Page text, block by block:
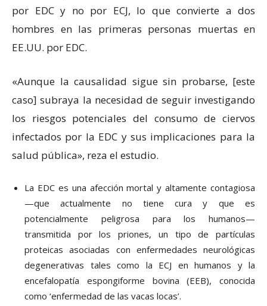
por EDC y no por ECJ, lo que convierte a dos
hombres en las primeras personas muertas en
EE.UU. por EDC.
«Aunque la causalidad sigue sin probarse, [este
caso] subraya la necesidad de seguir investigando
los riesgos potenciales del consumo de ciervos
infectados por la EDC y sus implicaciones para la
salud pública», reza el estudio.
La EDC es una afección mortal y altamente contagiosa
—que actualmente no tiene cura y que es
potencialmente peligrosa para los humanos—
transmitida por los priones, un tipo de partículas
proteicas asociadas con enfermedades neurológicas
degenerativas tales como la ECJ en humanos y la
encefalopatía espongiforme bovina (EEB), conocida
como ‘enfermedad de las vacas locas’.